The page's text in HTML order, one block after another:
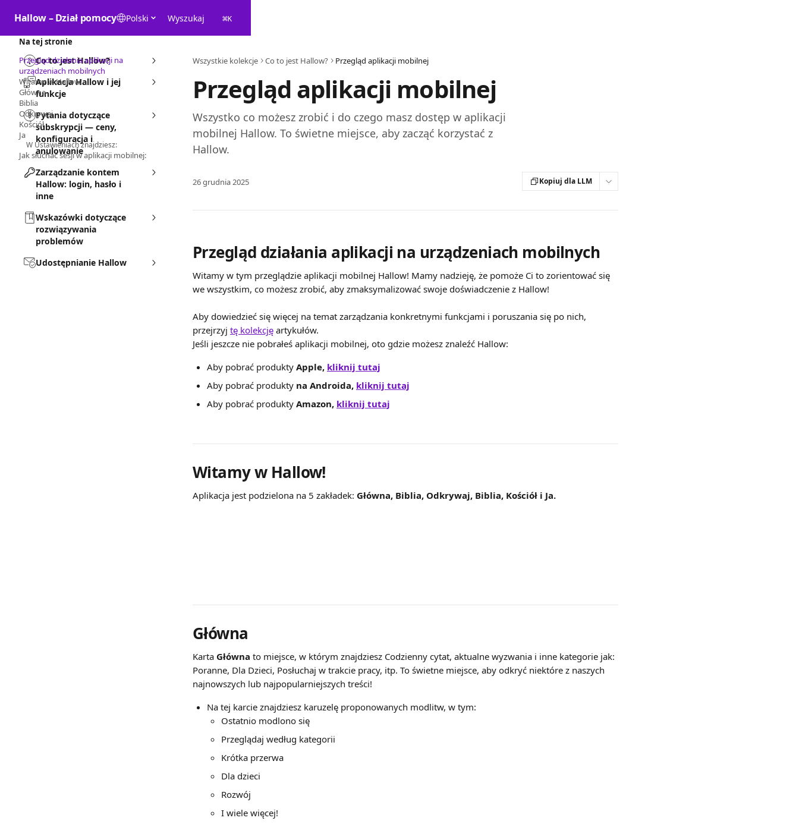
Hallow – Dział pomocy
Polski Wyszukaj ⌘K
Co to jest Hallow?
Aplikacja Hallow i jej
funkcje
Pytania dotyczące
subskrypcji — ceny,
konfiguracja i
anulowanie
Zarządzanie kontem
Hallow: login, hasło i
inne
Wskazówki dotyczące
rozwiązywania
problemów
Udostępnianie Hallow
Wszystkie kolekcje Co to jest Hallow? Przegląd aplikacji mobilnej
Przegląd aplikacji mobilnej
Wszystko co możesz zrobić i do czego masz dostęp w aplikacji
mobilnej Hallow. To świetne miejsce, aby zacząć korzystać z
Hallow.
26 grudnia 2025 Kopiuj dla LLM
Przegląd działania aplikacji na urządzeniach mobilnych
Witamy w tym przeglądzie aplikacji mobilnej Hallow! Mamy nadzieję, że pomoże Ci to zorientować się
we wszystkim, co możesz zrobić, aby zmaksymalizować swoje doświadczenie z Hallow!
Aby dowiedzieć się więcej na temat zarządzania konkretnymi funkcjami i poruszania się po nich,
przejrzyj tę kolekcję artykułów.
Jeśli jeszcze nie pobrałeś aplikacji mobilnej, oto gdzie możesz znaleźć Hallow:
Aby pobrać produkty Apple, kliknij tutaj
Aby pobrać produkty na Androida, kliknij tutaj
Aby pobrać produkty Amazon, kliknij tutaj
Witamy w Hallow!
Aplikacja jest podzielona na 5 zakładek: Główna, Biblia, Odkrywaj, Biblia, Kościół i Ja.
Główna
Karta Główna to miejsce, w którym znajdziesz Codzienny cytat, aktualne wyzwania i inne kategorie jak:
Poranne, Dla Dzieci, Posłuchaj w trakcie pracy, itp. To świetne miejsce, aby odkryć niektóre z naszych
najnowszych lub najpopularniejszych treści!
Na tej karcie znajdziesz karuzelę proponowanych modlitw, w tym:
Ostatnio modlono się
Przeglądaj według kategorii
Krótka przerwa
Dla dzieci
Rozwój
I wiele więcej!
Na tej stronie
Przegląd działania aplikacji na
urządzeniach mobilnych
Witamy w Hallow!
Główna
Biblia
Odkrywaj
Kościół
Ja
W Ustawieniach znajdziesz:
Jak słuchać sesji w aplikacji mobilnej: